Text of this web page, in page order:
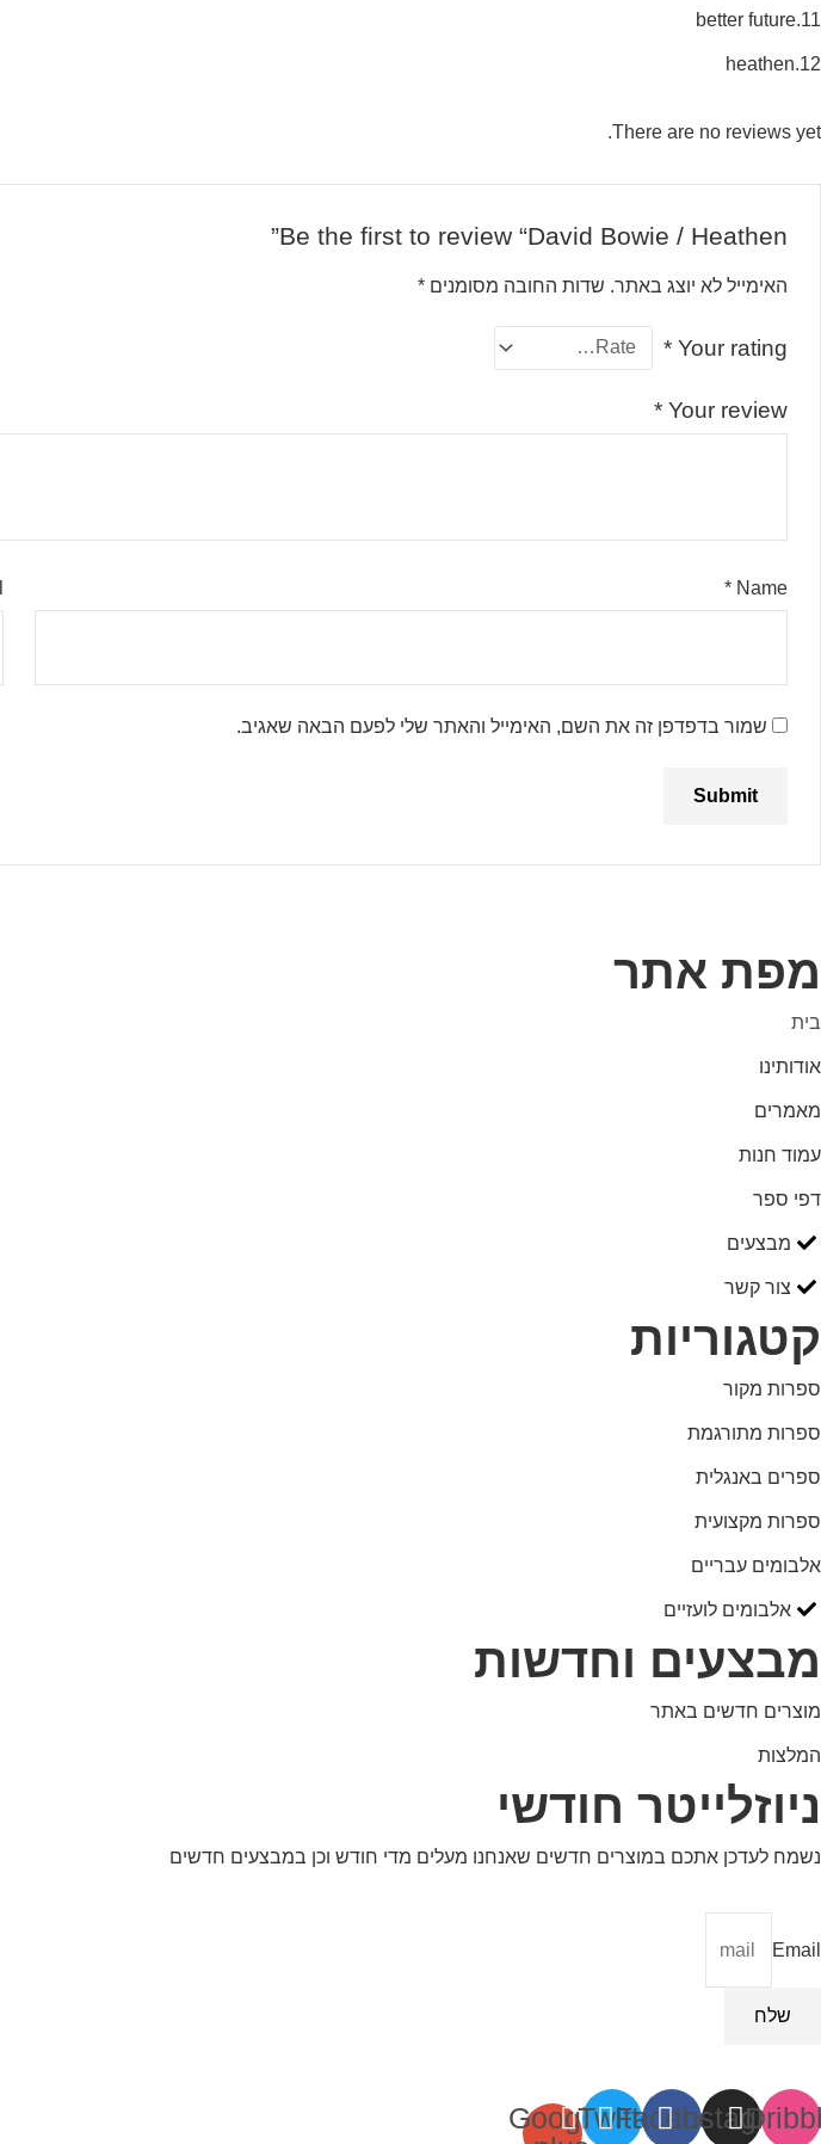
11.better future
12.heathen
There are no reviews yet.
Be the first to review “David Bowie / Heathen”
האימייל לא יוצג באתר. שדות החובה מסומנים *
Your rating
*
Your review
*
Name
*
שמור בדפדפן זה את השם, האימייל והאתר שלי לפעם הבאה שאגיב.
מפת אתר
בית
אודותינו
מאמרים
עמוד חנות
דפי ספר
מבצעים
צור קשר
קטגוריות
ספרות מקור
ספרות מתורגמת
ספרים באנגלית
ספרות מקצועית
אלבומים עבריים
אלבומים לועזיים
מבצעים וחדשות
מוצרים חדשים באתר
המלצות
ניוזלייטר חודשי
נשמח לעדכן אתכם במוצרים חדשים שאנחנו מעלים מדי חודש וכן במבצעים חדשים
Email
שלח
Instagram
Facebook
Twitter
Google-